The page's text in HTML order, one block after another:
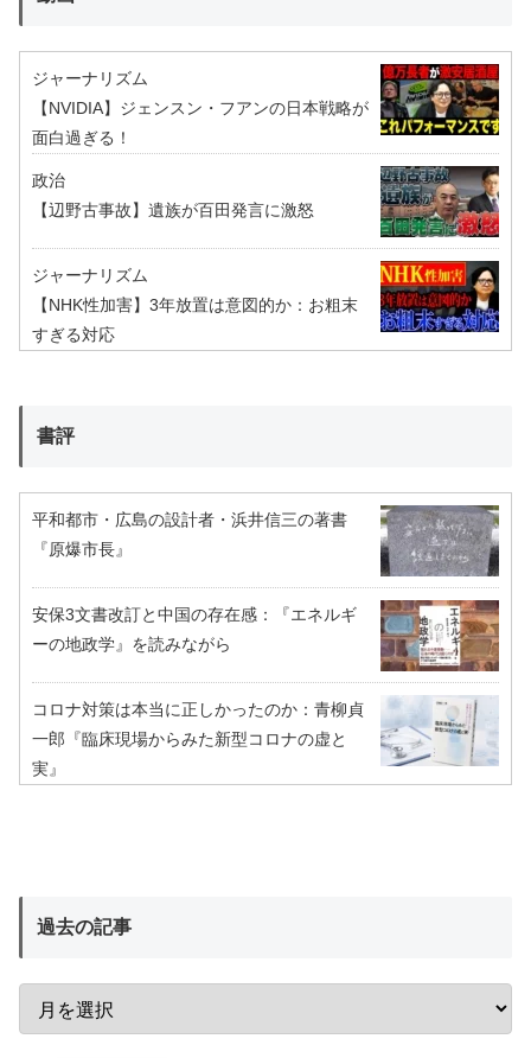
ジャーナリズム
【NVIDIA】ジェンスン・フアンの日本戦略が
面白過ぎる！
政治
【辺野古事故】遺族が百田発言に激怒
ジャーナリズム
【NHK性加害】3年放置は意図的か：お粗末
すぎる対応
書評
平和都市・広島の設計者・浜井信三の著書
『原爆市長』
安保3文書改訂と中国の存在感：『エネルギ
ーの地政学』を読みながら
コロナ対策は本当に正しかったのか：青柳貞
一郎『臨床現場からみた新型コロナの虚と
実』
過去の記事